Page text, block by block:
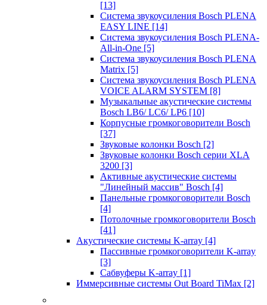
[13]
Система звукоусиления Bosch PLENA
EASY LINE [14]
Система звукоусиления Bosch PLENA-
All-in-One [5]
Система звукоусиления Bosch PLENA
Matrix [5]
Система звукоусиления Bosch PLENA
VOICE ALARM SYSTEM [8]
Музыкальные акустические системы
Bosch LB6/ LC6/ LP6 [10]
Корпусные громкоговорители Bosch
[37]
Звуковые колонки Bosch [2]
Звуковые колонки Bosch серии XLA
3200 [3]
Активные акустические системы
"Линейный массив" Bosch [4]
Панельные громкоговорители Bosch
[4]
Потолочные громкоговорители Bosch
[41]
Акустические системы K-array [4]
Пассивные громкоговорители K-array
[3]
Сабвуферы K-array [1]
Иммерсивные системы Out Board TiMax [2]